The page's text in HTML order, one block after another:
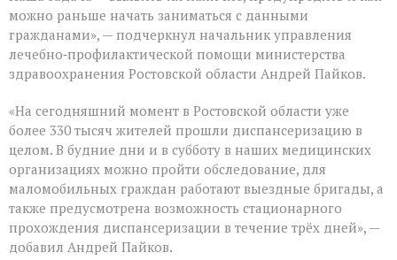
можно раньше начать заниматься с данными
гражданами», — подчеркнул начальник управления
лечебно‑профилактической помощи министерства
здравоохранения Ростовской области Андрей Пайков.
«На сегодняшний момент в Ростовской области уже
более 330 тысяч жителей прошли диспансеризацию в
целом. В будние дни и в субботу в наших медицинских
организациях можно пройти обследование, для
маломобильных граждан работают выездные бригады, а
также предусмотрена возможность стационарного
прохождения диспансеризации в течение трёх дней», —
добавил Андрей Пайков.